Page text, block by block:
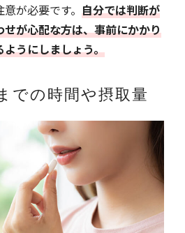
が必要です。 自分では判断が
が心配な方は、事前にかかり
うにしましょう。
での時間や摂取量